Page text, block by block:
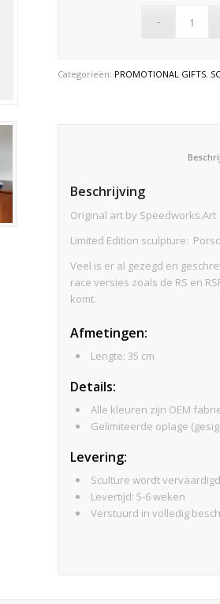
Categorieën: PROMOTIONAL GIFTS,
Beschrijving
Original art by Speedworks.Art
Limited Edition sculpture:
Veel is er al gezegd en
race versies zoals de RS en
komt.
Afmetingen:
Lengte: 35 cm
Details:
Alle kleuren zijn OEM
Gelimiteerde oplage
Levering:
Sculture wordt
Levertijd: 5-6 weken
Verstuurd in volledig